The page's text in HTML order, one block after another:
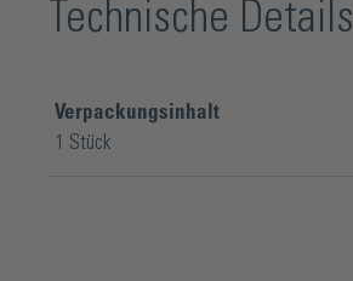
Technische Details
Verpackungsinhalt
1 Stück